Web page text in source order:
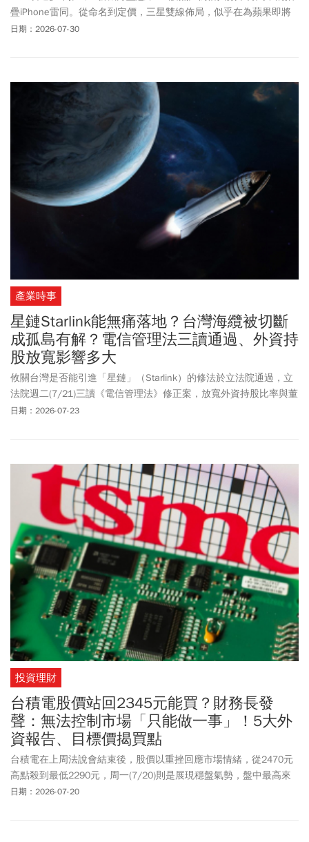
疊iPhone雷同。從命名到定價，三星雙線佈局，似乎在為蘋果即將
到來的新戰場預作綢繆。
日期：2026-07-30
產業時事
星鏈Starlink能無痛落地？台灣海纜被切斷
成孤島有解？電信管理法三讀通過、外資持
股放寬影響多大
攸關台灣是否能引進「星鏈」（Starlink）的修法於立法院通過，立
法院週二(7/21)三讀《電信管理法》修正案，放寬外資持股比率與董
事長國籍等規定，未來在經過主管機關審酌國家安全等7大事項並核
鏈」（Starlink）來台落地解套，加強通信安全與網絡韌性，並帶動
國內低軌衛星供應鏈及電信業者的合作商機。
日期：2026-07-23
投資理財
台積電股價站回2345元能買？財務長發
聲：無法控制市場「只能做一事」！5大外
資報告、目標價揭買點
台積電在上周法說會結束後，股價以重挫回應市場情緒，從2470元
高點殺到最低2290元，周一(7/20)則是展現穩盤氣勢，盤中最高來
到2345元，漲幅約2.4%，強勢站回季線之上。面對股價，台積電財
日期：2026-07-20